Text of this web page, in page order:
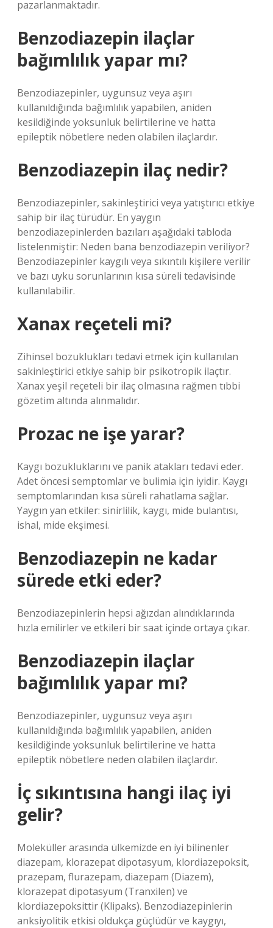
pazarlanmaktadır.
Benzodiazepin ilaçlar
bağımlılık yapar mı?
Benzodiazepinler, uygunsuz veya aşırı
kullanıldığında bağımlılık yapabilen, aniden
kesildiğinde yoksunluk belirtilerine ve hatta
epileptik nöbetlere neden olabilen ilaçlardır.
Benzodiazepin ilaç nedir?
Benzodiazepinler, sakinleştirici veya yatıştırıcı etkiye
sahip bir ilaç türüdür. En yaygın
benzodiazepinlerden bazıları aşağıdaki tabloda
listelenmiştir: Neden bana benzodiazepin veriliyor?
Benzodiazepinler kaygılı veya sıkıntılı kişilere verilir
ve bazı uyku sorunlarının kısa süreli tedavisinde
kullanılabilir.
Xanax reçeteli mi?
Zihinsel bozuklukları tedavi etmek için kullanılan
sakinleştirici etkiye sahip bir psikotropik ilaçtır.
Xanax yeşil reçeteli bir ilaç olmasına rağmen tıbbi
gözetim altında alınmalıdır.
Prozac ne işe yarar?
Kaygı bozukluklarını ve panik atakları tedavi eder.
Adet öncesi semptomlar ve bulimia için iyidir. Kaygı
semptomlarından kısa süreli rahatlama sağlar.
Yaygın yan etkiler: sinirlilik, kaygı, mide bulantısı,
ishal, mide ekşimesi.
Benzodiazepin ne kadar
sürede etki eder?
Benzodiazepinlerin hepsi ağızdan alındıklarında
hızla emilirler ve etkileri bir saat içinde ortaya çıkar.
Benzodiazepin ilaçlar
bağımlılık yapar mı?
Benzodiazepinler, uygunsuz veya aşırı
kullanıldığında bağımlılık yapabilen, aniden
kesildiğinde yoksunluk belirtilerine ve hatta
epileptik nöbetlere neden olabilen ilaçlardır.
İç sıkıntısına hangi ilaç iyi
gelir?
Moleküller arasında ülkemizde en iyi bilinenler
diazepam, klorazepat dipotasyum, klordiazepoksit,
prazepam, flurazepam, diazepam (Diazem),
klorazepat dipotasyum (Tranxilen) ve
klordiazepoksittir (Klipaks). Benzodiazepinlerin
anksiyolitik etkisi oldukça güçlüdür ve kaygıyı,